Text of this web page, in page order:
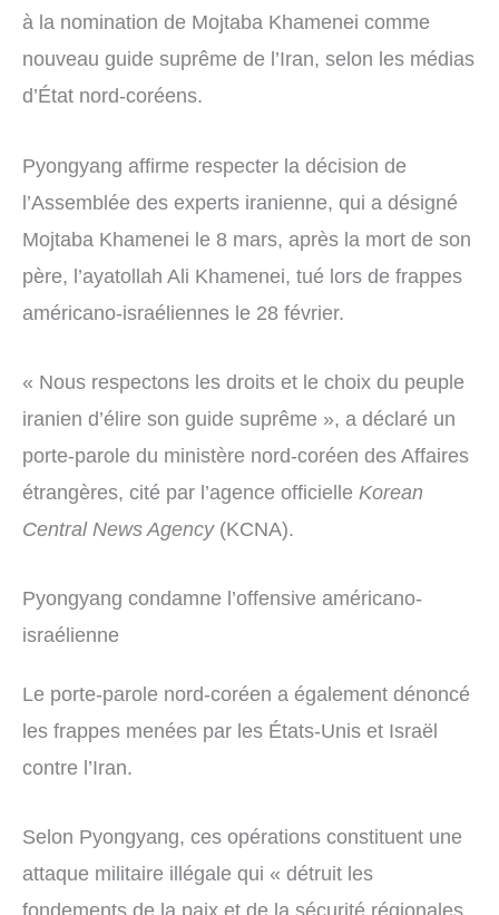
à la nomination de Mojtaba Khamenei comme
nouveau guide suprême de l’Iran, selon les médias
d’État nord-coréens.
Pyongyang affirme respecter la décision de
l’Assemblée des experts iranienne, qui a désigné
Mojtaba Khamenei le 8 mars, après la mort de son
père, l’ayatollah Ali Khamenei, tué lors de frappes
américano-israéliennes le 28 février.
« Nous respectons les droits et le choix du peuple
iranien d’élire son guide suprême », a déclaré un
porte-parole du ministère nord-coréen des Affaires
étrangères, cité par l’agence officielle Korean
Central News Agency(KCNA).
Pyongyang condamne l’offensive américano-
israélienne
Le porte-parole nord-coréen a également dénoncé
les frappes menées par les États-Unis et Israël
contre l’Iran.
Selon Pyongyang, ces opérations constituent une
attaque militaire illégale qui « détruit les
fondements de la paix et de la sécurité régionales